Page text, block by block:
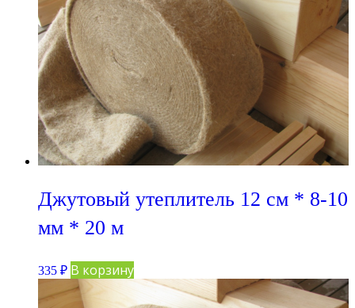
Джутовый утеплитель 12 см * 8-10
мм * 20 м
335 ₽ В корзину